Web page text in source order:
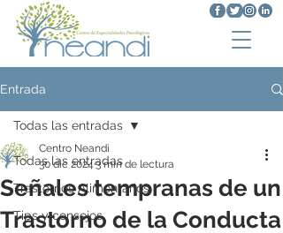
Entrada
Todas las entradas
Trastornos Alimentarios
Tips y consejos
Todas las entradas
Señales tempranas de un
Trastorno de la Conducta
Centro Neandi
30 dic 2024 3 min de lectura